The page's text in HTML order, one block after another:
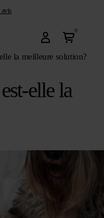
avis
0
la meilleure solution?
elle la